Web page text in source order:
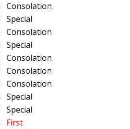
Consolation
Special
Consolation
Special
Consolation
Consolation
Consolation
Special
Special
First